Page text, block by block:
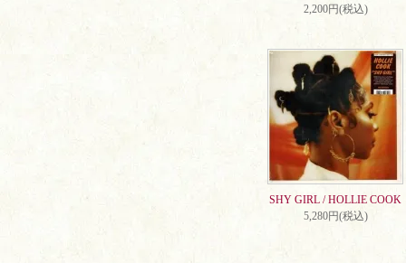
2,200円(税込)
SHY GIRL / HOLLIE COOK
5,280円(税込)